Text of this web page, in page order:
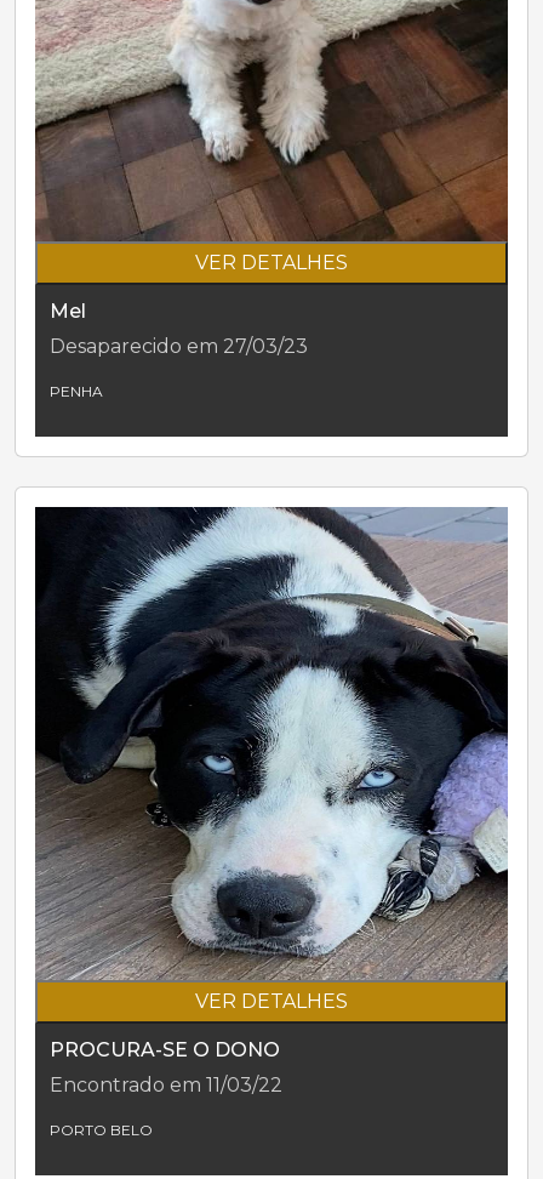
VER DETALHES
Mel
Desaparecido em 27/03/23
PENHA
VER DETALHES
PROCURA-SE O DONO
Encontrado em 11/03/22
PORTO BELO